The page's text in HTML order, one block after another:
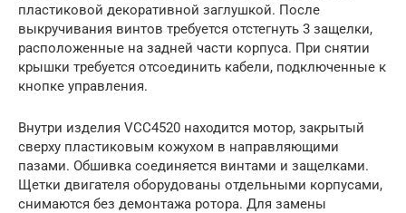
пластиковой декоративной заглушкой. После
выкручивания винтов требуется отстегнуть 3 защелки,
расположенные на задней части корпуса. При снятии
крышки требуется отсоединить кабели, подключенные к
кнопке управления.
Внутри изделия VCC4520 находится мотор, закрытый
сверху пластиковым кожухом в направляющими
пазами. Обшивка соединяется винтами и защелками.
Щетки двигателя оборудованы отдельными корпусами,
снимаются без демонтажа ротора. Для замены